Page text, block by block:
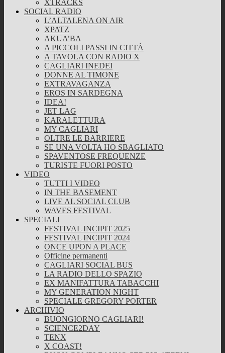
XTRACKS
SOCIAL RADIO
L’ALTALENA ON AIR
XPATZ
AKUA’BA
A PICCOLI PASSI IN CITTÀ
A TAVOLA CON RADIO X
CAGLIARI INEDEI
DONNE AL TIMONE
EXTRAVAGANZA
EROS IN SARDEGNA
IDEA!
JET LAG
KARALETTURA
MY CAGLIARI
OLTRE LE BARRIERE
SE UNA VOLTA HO SBAGLIATO
SPAVENTOSE FREQUENZE
TURISTE FUORI POSTO
VIDEO
TUTTI I VIDEO
IN THE BASEMENT
LIVE AL SOCIAL CLUB
WAVES FESTIVAL
SPECIALI
FESTIVAL INCIPIT 2025
FESTIVAL INCIPIT 2024
ONCE UPON A PLACE
Officine permanenti
CAGLIARI SOCIAL BUS
LA RADIO DELLO SPAZIO
EX MANIFATTURA TABACCHI
MY GENERATION NIGHT
SPECIALE GREGORY PORTER
ARCHIVIO
BUONGIORNO CAGLIARI!
SCIENCE2DAY
TENX
X COAST!